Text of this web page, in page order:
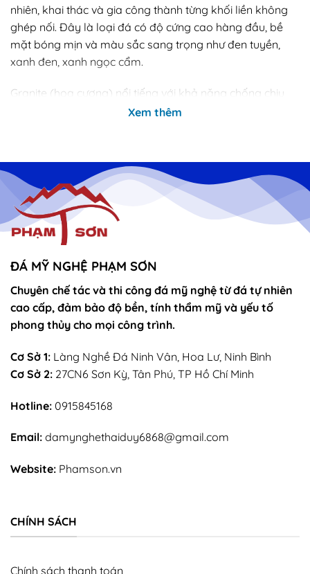
nhiên, khai thác và gia công thành từng khối liền không
ghép nối. Đây là loại đá có độ cứng cao hàng đầu, bề
mặt bóng mịn và màu sắc sang trọng như đen tuyền,
xanh đen, xanh ngọc cẩm.
Granite (hoa cương) nổi tiếng với khả năng chống chịu
thời tiết cực tốt, ít thấm nước, không rêu mốc, giúp công
Mộ đá granite nguyên khối hoa cương cẩm thạch bán bà rịa
vũng tàu
Xem thêm
ĐÁ MỸ NGHỆ PHẠM SƠN
Chuyên chế tác và thi công đá mỹ nghệ từ đá tự nhiên
cao cấp, đảm bảo độ bền, tính thẩm mỹ và yếu tố
phong thủy cho mọi công trình.
Cơ Sở 1: Làng Nghề Đá Ninh Vân, Hoa Lư, Ninh Bình
Cơ Sở 2: 27CN6 Sơn Kỳ, Tân Phú, TP Hồ Chí Minh
Hotline: 0915845168
Email: damynghethaiduy6868@gmail.com
Website: Phamson.vn
CHÍNH SÁCH
Chính sách thanh toán